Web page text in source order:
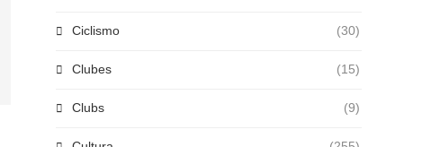
Ciclismo (30)
Clubes (15)
Clubs (9)